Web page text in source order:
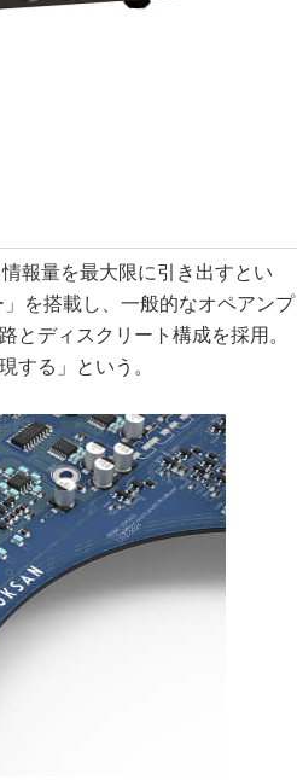
報量を最大限に引き出すとい
を搭載し、一般的なオペアンプ
とディスクリート構成を採用。
する」という。